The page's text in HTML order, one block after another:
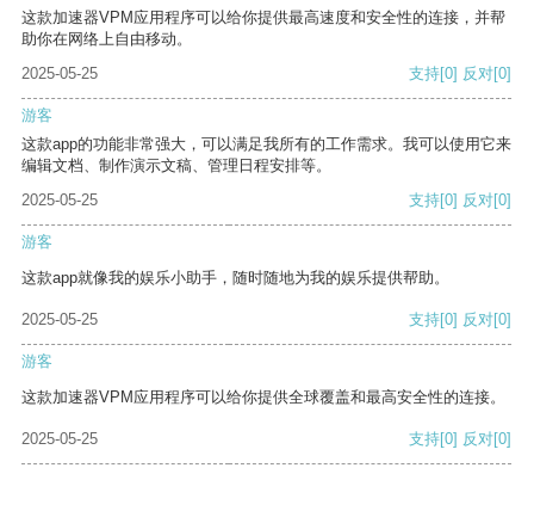
这款加速器VPM应用程序可以给你提供最高速度和安全性的连接，并帮
助你在网络上自由移动。
2025-05-25
支持[0] 反对[0]
游客
这款app的功能非常强大，可以满足我所有的工作需求。我可以使用它来
编辑文档、制作演示文稿、管理日程安排等。
2025-05-25
支持[0] 反对[0]
游客
这款app就像我的娱乐小助手，随时随地为我的娱乐提供帮助。
2025-05-25 支持[0] 反对[0]
游客
这款加速器VPM应用程序可以给你提供全球覆盖和最高安全性的连接。
2025-05-25 支持[0] 反对[0]